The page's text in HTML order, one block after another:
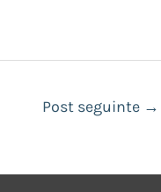
Post seguinte →